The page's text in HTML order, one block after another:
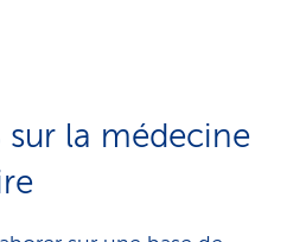
sur la médecine